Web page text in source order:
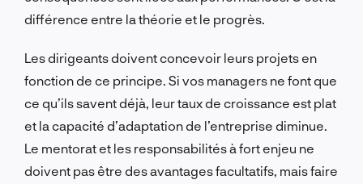
différence entre la théorie et le progrès.
Les dirigeants doivent concevoir leurs projets en
fonction de ce principe. Si vos managers ne font que
ce qu’ils savent déjà, leur taux de croissance est plat
et la capacité d’adaptation de l’entreprise diminue.
Le mentorat et les responsabilités à fort enjeu ne
doivent pas être des avantages facultatifs, mais faire